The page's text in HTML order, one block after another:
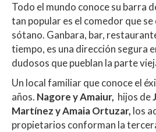
Todo el mundo conoce su barra
tan popular es el comedor que se
sótano. Ganbara, bar,
tiempo, es una dirección segura
dudosos que pueblan la parte
Un local familiar que conoce el
años. Nagore y Amaiur, hijos de
Martínez y Amaia Ortuzar, los
propietarios conforman la